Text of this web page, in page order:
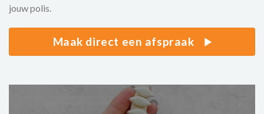
jouw polis.
Maak direct een afspraak